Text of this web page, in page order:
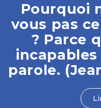
Pourquoi
vous pas
? Parce
incapables
parole.